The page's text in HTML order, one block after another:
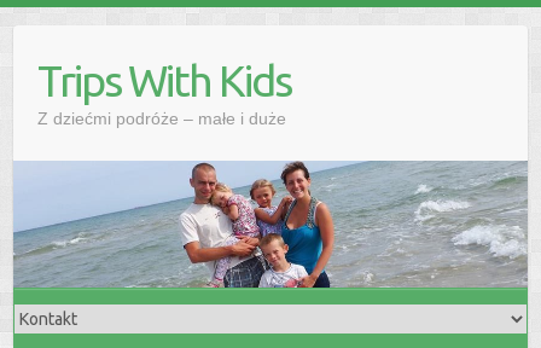
Trips With Kids
Z dziećmi podróże – małe i duże